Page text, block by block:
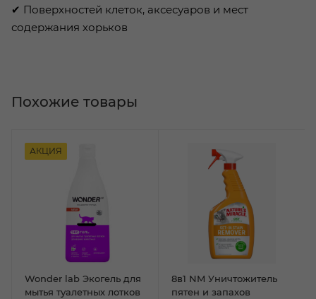
✔ Поверхностей клеток, аксесуаров и мест
содержания хорьков
АКЦИЯ
Wonder lab Экогель для
мытья туалетных лотков
8в1 NM Уничтожитель
пятен и запахов
Похожие товары